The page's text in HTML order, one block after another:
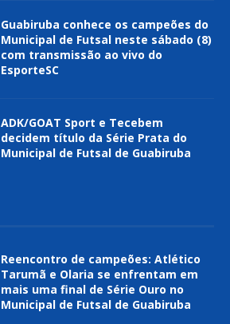
Guabiruba conhece os campeões do
Municipal de Futsal neste sábado (8)
com transmissão ao vivo do
EsporteSC
ADK/GOAT Sport e Tecebem
decidem título da Série Prata do
Municipal de Futsal de Guabiruba
Reencontro de campeões: Atlético
Tarumã e Olaria se enfrentam em
mais uma final de Série Ouro no
Municipal de Futsal de Guabiruba